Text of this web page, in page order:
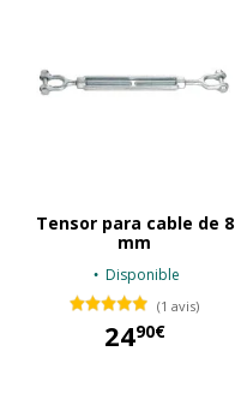
Tensor para cable de 8
mm
Disponible
(1 avis)
2490€